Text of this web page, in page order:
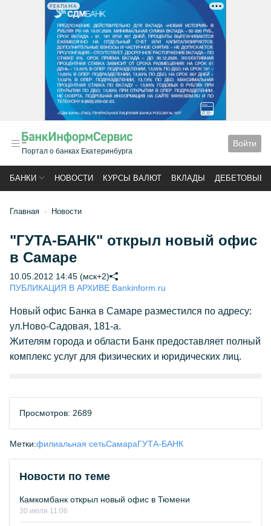
РЕКЛАМА
Портал о банках Екатеринбурга
Войти
БАНКИ НОВОСТИ КУРСЫ ВАЛЮТ ВКЛАДЫ ДЕБЕТОВЫЕ
Главная Новости
"ГУТА-БАНК" открыл новый офис
в Самаре
10.05.2012 14:45 (мск+2)
ПУБЛИКАЦИЯ В АРХИВЕ Bankinform.ru
Новый офис Банка в Самаре разместился по адресу:
ул.Ново-Садовая, 181-а.
Жителям города и области Банк предоставляет полный
комплекс услуг для физических и юридических лиц.
Просмотров: 2689
Метки:филиальная сетьСамараГУТА-БАНК
Новости по теме
Камкомбанк открыл новый офис в Тюмени
30 июля 11:06